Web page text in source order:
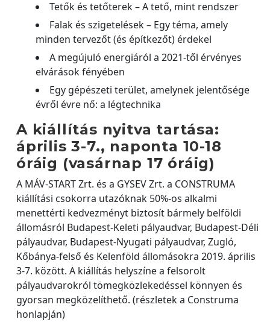
Tetők és tetőterek – A tető, mint rendszer
Falak és szigetelések – Egy téma, amely
minden tervezőt (és építkezőt) érdekel
A megújuló energiáról a 2021-től érvényes
elvárások fényében
Egy gépészeti terület, amelynek jelentősége
évről évre nő: a légtechnika
A kiállítás nyitva tartása:
április 3-7., naponta 10-18
óráig (vasárnap 17 óráig)
A MÁV-START Zrt. és a GYSEV Zrt. a CONSTRUMA
kiállítási csokorra utazóknak 50%-os alkalmi
menettérti kedvezményt biztosít bármely belföldi
állomásról Budapest-Keleti pályaudvar, Budapest-Déli
pályaudvar, Budapest-Nyugati pályaudvar, Zugló,
Kőbánya-felső és Kelenföld állomásokra 2019. április
3-7. között. A kiállítás helyszíne a felsorolt
pályaudvarokról tömegközlekedéssel könnyen és
gyorsan megközelíthető. (részletek a Construma
honlapján)